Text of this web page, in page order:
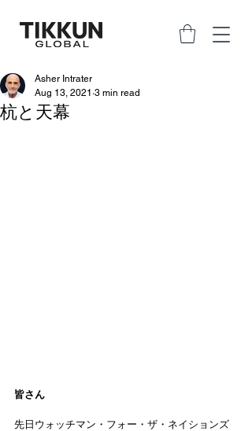
杭と天幕
Asher Intrater
Aug 13, 2021 3 min read
皆さん
先日ウォッチマン・フォー・ザ・ネイションズ